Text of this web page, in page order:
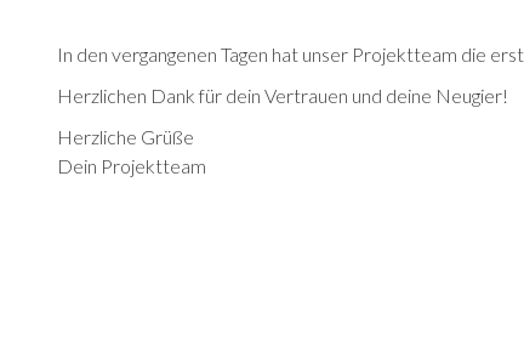
In den vergangenen Tagen hat unser Projektteam die
Herzlichen Dank für dein Vertrauen und deine Neugier!
Herzliche Grüße
Dein Projektteam